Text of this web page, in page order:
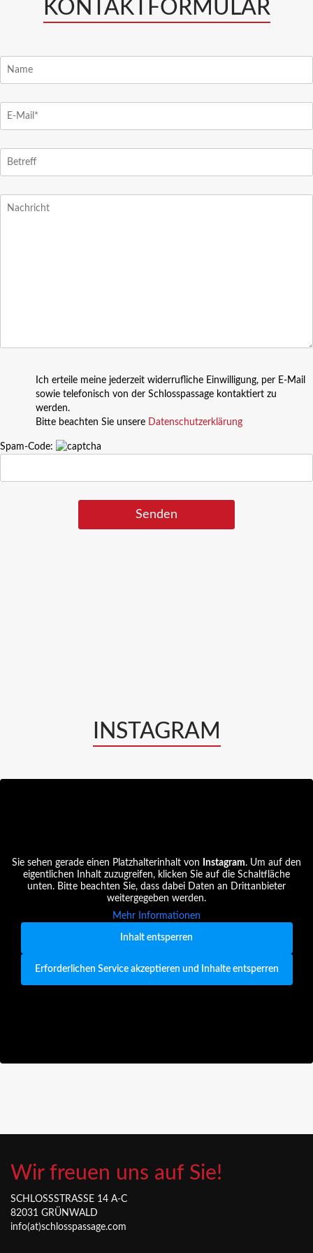
KONTAKTFORMULAR
Ich erteile meine jederzeit widerrufliche Einwilligung, per E-Mail
sowie telefonisch von der Schlosspassage kontaktiert zu
werden.
Bitte beachten Sie unsere
Datenschutzerklärung
Spam-Code:
INSTAGRAM
Sie sehen gerade einen Platzhalterinhalt von Instagram. Um auf den
eigentlichen Inhalt zuzugreifen, klicken Sie auf die Schaltfläche
unten. Bitte beachten Sie, dass dabei Daten an Drittanbieter
weitergegeben werden.
Mehr Informationen
Inhalt entsperren
Erforderlichen Service akzeptieren und Inhalte entsperren
Wir freuen uns auf Sie!
SCHLOSSSTRASSE 14 A-C
82031 GRÜNWALD
info(at)schlosspassage.com